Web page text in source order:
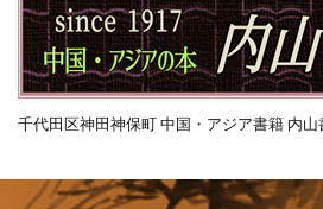
千代田区神田神保町 中国・アジア書籍 内山